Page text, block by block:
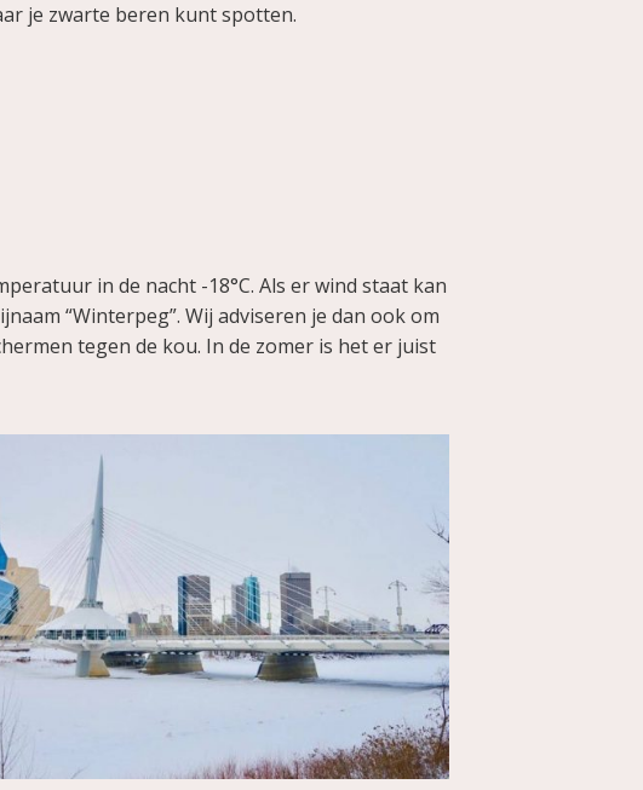
je zwarte beren kunt spotten.
in de nacht -18°C. Als er wind staat kan
“Winterpeg”. Wij adviseren je dan ook om
tegen de kou. In de zomer is het er juist